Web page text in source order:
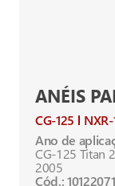
ANÉIS
CG-125
Ano de
CG-125 Titan
2005
Cód.: 10122071